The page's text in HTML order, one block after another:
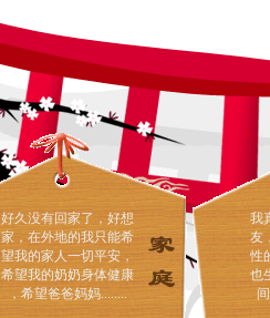
好久没有回家了，好想
家，在外地的我只能希
望我的家人一切平安，
希望我的奶奶身体健康
，希望爸爸妈妈........
我
友
性
也